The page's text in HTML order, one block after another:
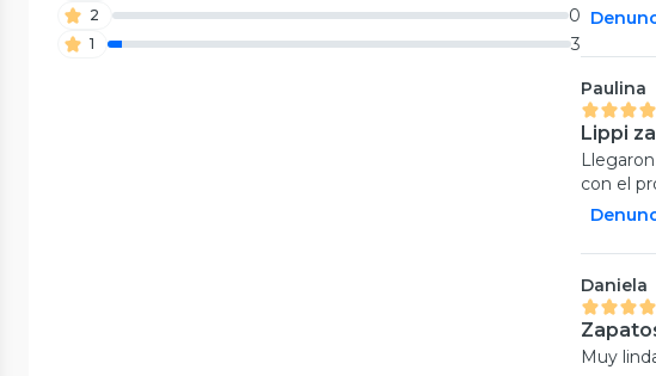
2 0
1 3
Paulina
Lippi
con el
Daniela
Muy